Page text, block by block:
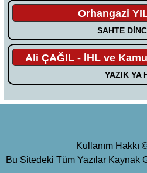
Orhangazi
SAHTE
Ali ÇAĞIL - İHL ve
YAZIK YA
Kullanım Hakkı
Bu Sitedeki Tüm Yazılar Kaynak